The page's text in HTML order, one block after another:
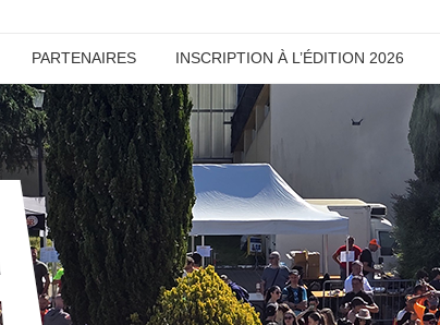
PARTENAIRES INSCRIPTION À L’ÉDITION 2026